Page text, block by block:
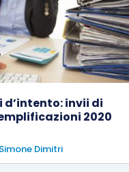
invii di
2020
Simone Dimitri